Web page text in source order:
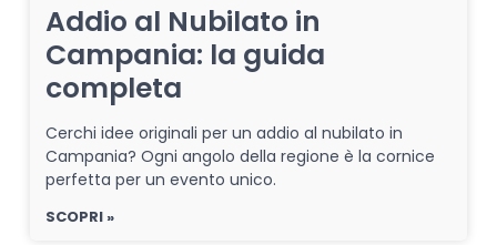
Addio al Nubilato in
Campania: la guida
completa
Cerchi idee originali per un addio al nubilato in
Campania? Ogni angolo della regione è la cornice
perfetta per un evento unico.
SCOPRI »